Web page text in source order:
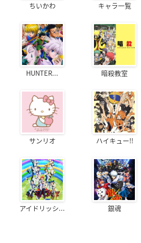
ちいかわ キャラ一覧
HUNTER... 暗殺教室
サンリオ ハイキュー!!
アイドリッシ... 銀魂